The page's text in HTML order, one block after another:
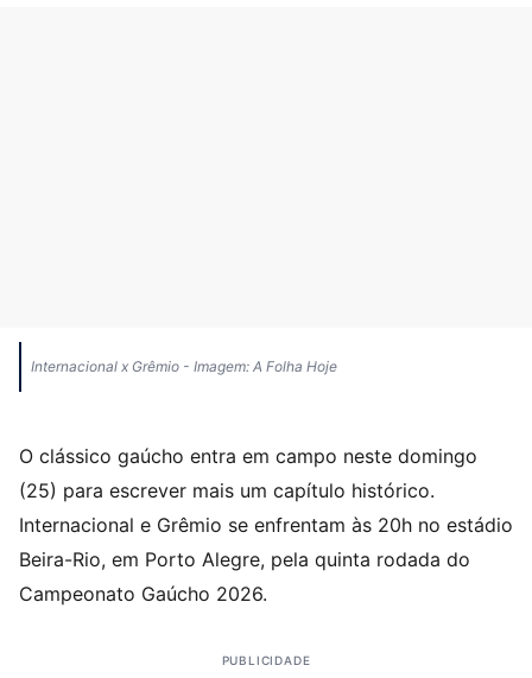
Internacional x Grêmio - Imagem: A Folha Hoje
O clássico gaúcho entra em campo neste domingo
(25) para escrever mais um capítulo histórico.
Internacional e Grêmio se enfrentam às 20h no estádio
Beira-Rio, em Porto Alegre, pela quinta rodada do
Campeonato Gaúcho 2026.
PUBLICIDADE